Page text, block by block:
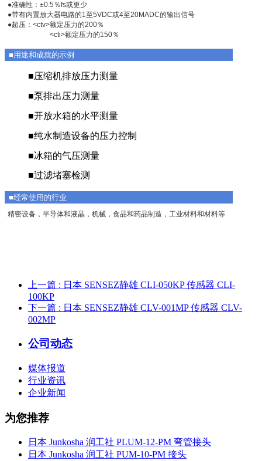
●准确性：±0.5％fs或更少
●带有内置放大器电路的1至5VDC或4至20MADC的输出信号
●超压：<ctv>额定压力的200％
<cti>额定压力的150％
■用途和成就的示例
■压缩机排放压力测量
■泵排出压力测量
■开放水箱的水平测量
■纯水制造设备的压力控制
■冰箱的气压测量
■过滤堵塞检测
■经常使用的行业
精密设备，半导体和液晶，机械，食品和药品制造，工业材料和材料等
上一篇 : 日本 SENSEZ静雄 CLI-050KP 传感器 CLI-
100KP
下一篇 : 日本 SENSEZ静雄 CLV-001MP 传感器 CLV-
002MP
公司动态
媒体报道
行业资讯
企业新闻
为您推荐
日本 Junkosha 润工社 PLUM-12-PM 弯管接头
日本 Junkosha 润工社 PUM-10-PM 接头